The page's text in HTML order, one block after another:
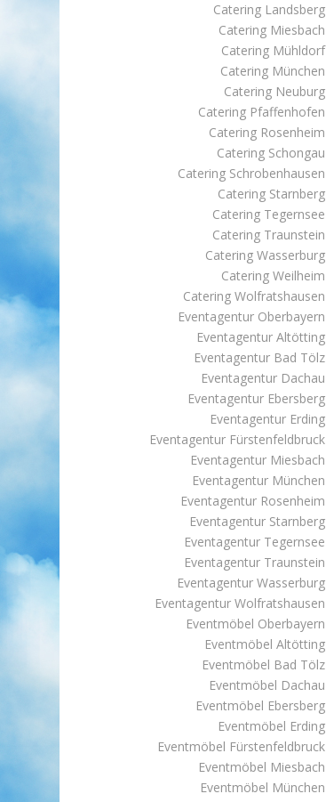
Catering Landsberg
Catering Miesbach
Catering Mühldorf
Catering München
Catering Neuburg
Catering Pfaffenhofen
Catering Rosenheim
Catering Schongau
Catering Schrobenhausen
Catering Starnberg
Catering Tegernsee
Catering Traunstein
Catering Wasserburg
Catering Weilheim
Catering Wolfratshausen
Eventagentur Oberbayern
Eventagentur Altötting
Eventagentur Bad Tölz
Eventagentur Dachau
Eventagentur Ebersberg
Eventagentur Erding
Eventagentur Fürstenfeldbruck
Eventagentur Miesbach
Eventagentur München
Eventagentur Rosenheim
Eventagentur Starnberg
Eventagentur Tegernsee
Eventagentur Traunstein
Eventagentur Wasserburg
Eventagentur Wolfratshausen
Eventmöbel Oberbayern
Eventmöbel Altötting
Eventmöbel Bad Tölz
Eventmöbel Dachau
Eventmöbel Ebersberg
Eventmöbel Erding
Eventmöbel Fürstenfeldbruck
Eventmöbel Miesbach
Eventmöbel München